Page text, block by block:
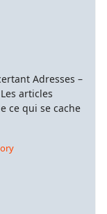
Adresses –
articles
ce qui se cache